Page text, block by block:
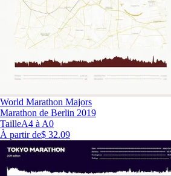
World Marathon Majors
Marathon de Berlin 2019
TailleA4 à A0
À partir de$ 32.09